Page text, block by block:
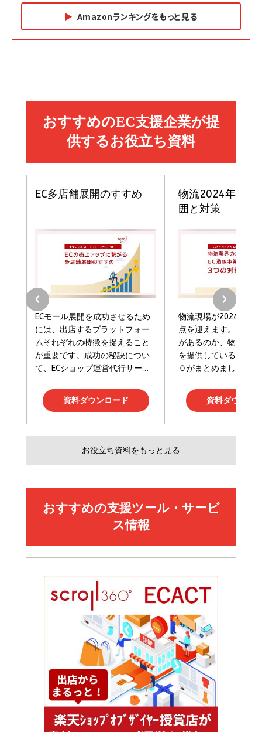
Amazonランキングをもっと見る
副業
￥1,870
小さな会社は戦略が9割
ドリルを売るには穴を売れ
Brand Shift(ブランド・シフト): 「信頼」で選ばれ
る時代の成長戦略
￥2,420
マーケティングの真実 P&G・グリコで学んだ失敗
と成長の法則
￥2,200
Amazonランキングをもっと見る
カラダ2026／宮舘涼太]
￥880
anan(アンアン)2026/06/24号 No.2500増刊
スペシャルエディション[王道エンタメの矜持／
￥1,100
anan(アンアン)2026/07/08号 No.2502[2026
年後半、あなたの恋と運命／山田涼介]
￥880
ママ投資家が育休中に１億貯めた株式投資
￥1,870
組織の成果を最大化する ルールのデザイン
￥1,980
Amazonランキングをもっと見る
イシューからはじめよ［改訂版］――知的生産の「シンプ
ルな本質」
￥2,200
経営メモ 16年の起業家人生で得た知見
影響力の武器［新版］：人を動かす七つの原理
￥3,190
フィードバック経営 「沈黙の組織」から「高め合う
組織」へ
Amazonランキングをもっと見る